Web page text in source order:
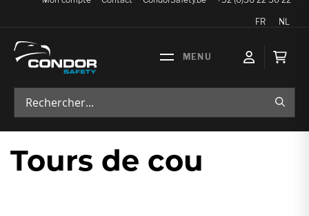
Langue
FR NL
Mon
Tours de cou